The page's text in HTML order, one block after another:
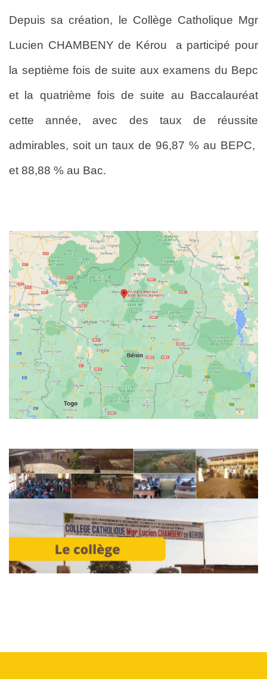
Depuis sa création, le Collège Catholique Mgr
Lucien CHAMBENY de Kérou a participé pour
la septième fois de suite aux examens du Bepc
et la quatrième fois de suite au Baccalauréat
cette année, avec des taux de réussite
admirables, soit un taux de 96,87 % au BEPC,
et 88,88 % au Bac.